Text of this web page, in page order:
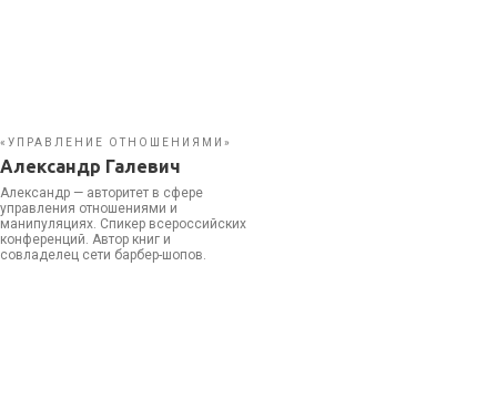
«УПРАВЛЕНИЕ ОТНОШЕНИЯМИ»
Александр Галевич
Александр — авторитет в сфере
управления отношениями и
манипуляциях. Спикер всероссийских
конференций. Автор книг и
совладелец сети барбер-шопов.